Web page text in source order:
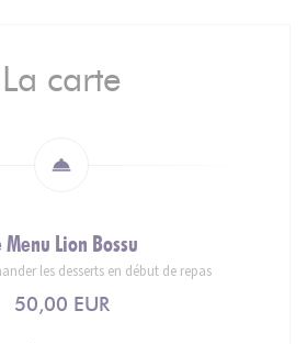
La carte
Menu Lion Bossu
les desserts en début de repas
50,00 EUR